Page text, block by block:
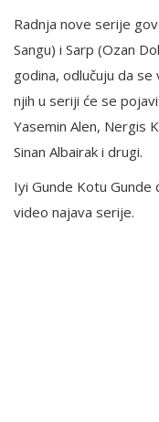
Radnja nove serije
Sangu) i Sarp (Ozan
godina, odlučuju da
njih u seriji će se
Yasemin Alen, Nergis
Sinan Albairak i drugi.
Iyi Gunde Kotu Gunde
video najava serije.